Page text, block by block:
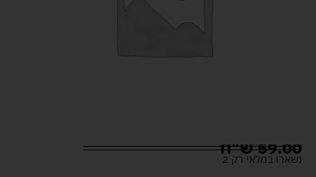
59.00ש"ח
נשארו במלאי רק 2